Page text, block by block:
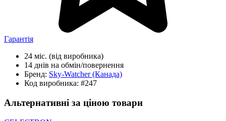
Гарантія
24 міс. (від виробника)
14 днів на обмін/повернення
Бренд: Sky-Watcher(Канада)
Код виробника: #247
Альтернативні за ціною товари